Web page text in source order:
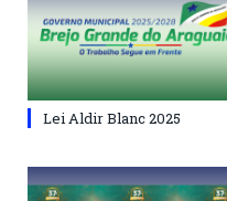
Lei Aldir Blanc 2025